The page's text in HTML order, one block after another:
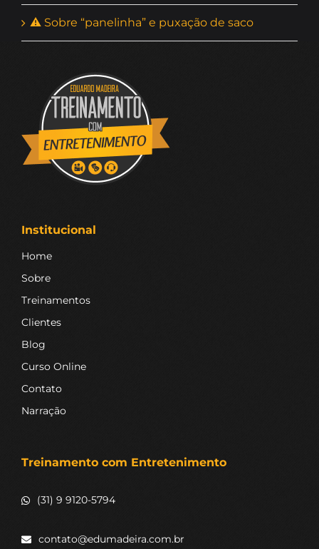
⚠ Sobre “panelinha” e puxação de saco
Institucional
Home
Sobre
Treinamentos
Clientes
Blog
Curso Online
Contato
Narração
Treinamento com Entretenimento
(31) 9 9120-5794
contato@edumadeira.com.br